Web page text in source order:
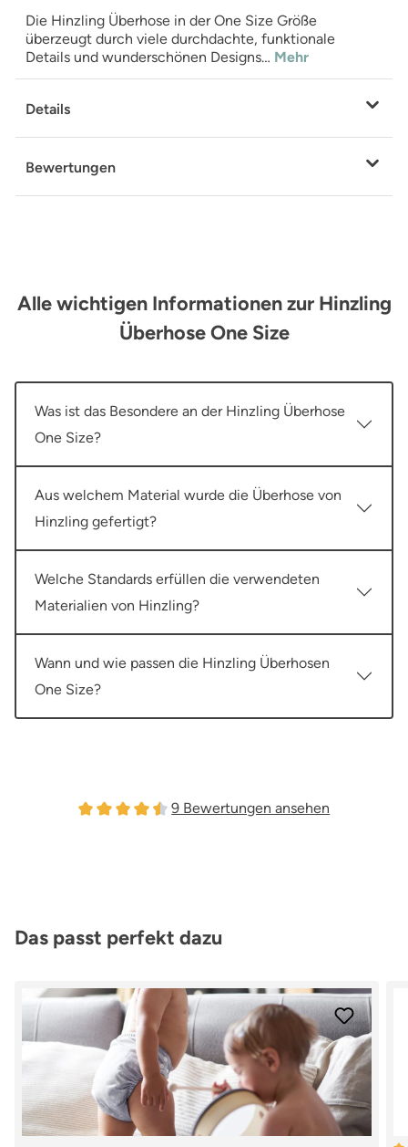
Die Hinzling Überhose in der One Size Größe
überzeugt durch viele durchdachte, funktionale
Details und wunderschönen Designs… Mehr
Details
Bewertungen
Alle wichtigen Informationen zur Hinzling
Überhose One Size
Was ist das Besondere an der Hinzling Überhose
One Size?
Aus welchem Material wurde die Überhose von
Hinzling gefertigt?
Welche Standards erfüllen die verwendeten
Materialien von Hinzling?
Wann und wie passen die Hinzling Überhosen
One Size?
9 Bewertungen ansehen
Produktgalerie überspringen
Das passt perfekt dazu